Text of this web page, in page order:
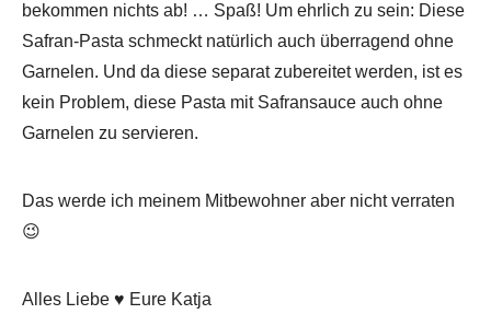
bekommen nichts ab! … Spaß! Um ehrlich zu sein: Diese
Safran-Pasta schmeckt natürlich auch überragend ohne
Garnelen. Und da diese separat zubereitet werden, ist es
kein Problem, diese Pasta mit Safransauce auch ohne
Garnelen zu servieren.
Das werde ich meinem Mitbewohner aber nicht verraten
😉
Alles Liebe ♥ Eure Katja